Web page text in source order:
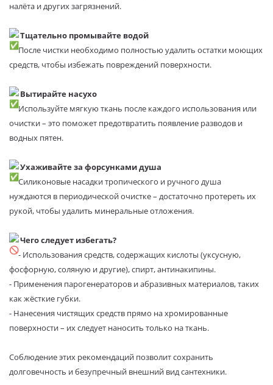
налёта и других загрязнений.
Тщательно промывайте водой
После чистки необходимо полностью удалить остатки моющих
средств, чтобы избежать повреждений поверхности.
Вытирайте насухо
Используйте мягкую ткань после каждого использования или
очистки – это поможет предотвратить появление разводов и
водных пятен.
Ухаживайте за форсунками душа
Силиконовые насадки тропического и ручного душа
нуждаются в периодической очистке – достаточно протереть их
рукой, чтобы удалить минеральные отложения.
Чего следует избегать?
- Использования средств, содержащих кислоты (уксусную,
фосфорную, соляную и другие), спирт, антинакипины.
- Применения парогенераторов и абразивных материалов, таких
как жёсткие губки.
- Нанесения чистящих средств прямо на хромированные
поверхности – их следует наносить только на ткань.
Соблюдение этих рекомендаций позволит сохранить
долговечность и безупречный внешний вид сантехники.